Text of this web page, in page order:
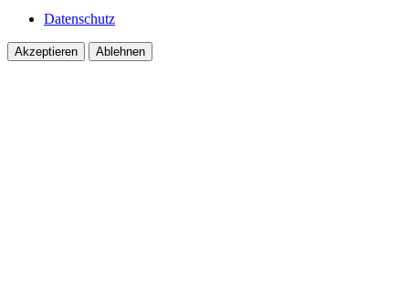
Datenschutz
Akzeptieren Ablehnen